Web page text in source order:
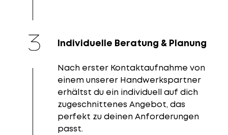
Individuelle Beratung & Planung
Nach erster Kontaktaufnahme von
einem unserer Handwerkspartner
erhältst du ein individuell auf dich
zugeschnittenes Angebot, das
perfekt zu deinen Anforderungen
passt.